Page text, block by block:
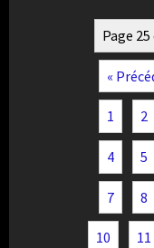
Page 25
«
1 2
4 5
7 8
10 11